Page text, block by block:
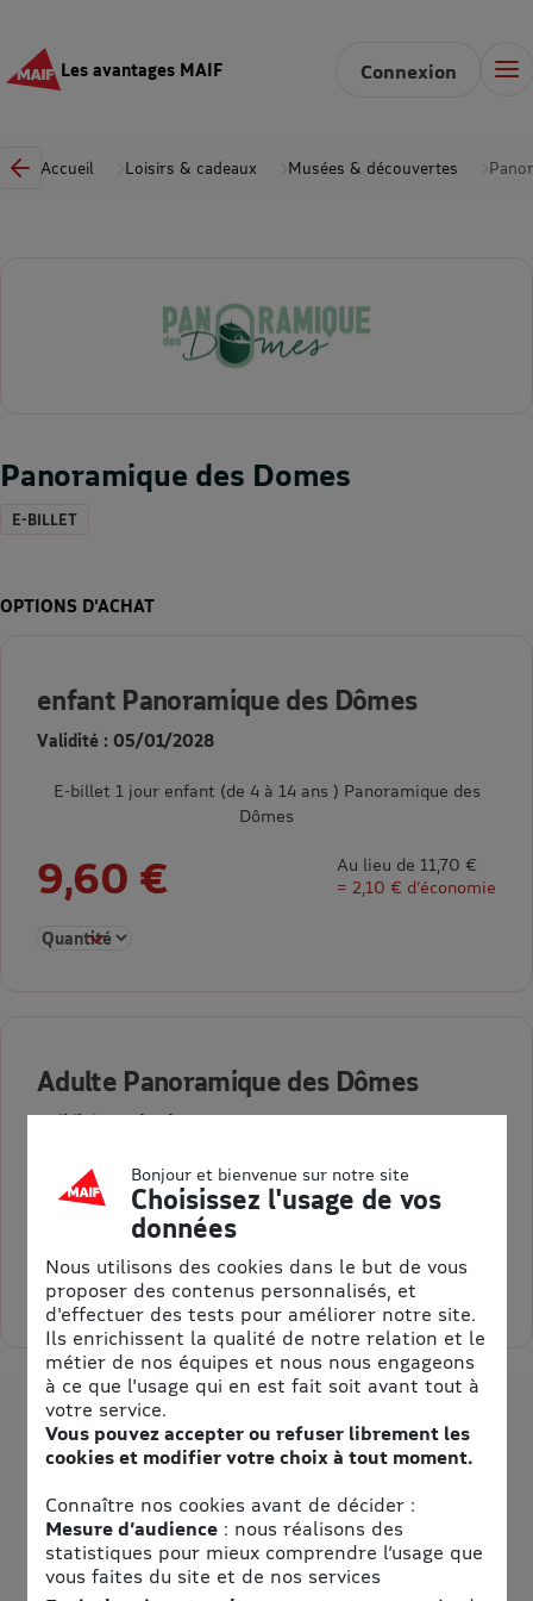
Les avantages MAIF Connexion
Accueil Loisirs & cadeaux Musées & découvertes
Panoramique des Domes
E-BILLET
OPTIONS D’ACHAT
enfant Panoramique des Dômes
Validité : 05/01/2028
E-billet 1 jour enfant (de 4 à 14 ans ) Panoramique des
Dômes
9,60 €
Au lieu de 11,70 €
= 2,10 € d’économie
Sélectionner la quantité pour enfant Panoramique des Dômes
Adulte Panoramique des Dômes
Validité : 05/01/2028
E-billet 1 jour Adulte Panoramique des Dômes
16,40 €
Au lieu de 18,60 €
Sélectionner la quantité pour Adulte Panoramique des Dômes
Bonjour et bienvenue sur notre site
Choisissez l'usage de vos
données
Nous utilisons des cookies dans le but de vous
proposer des contenus personnalisés, et
d'effectuer des tests pour améliorer notre site.
Ils enrichissent la qualité de notre relation et le
métier de nos équipes et nous nous engageons
à ce que l'usage qui en est fait soit avant tout à
votre service.
Vous pouvez accepter ou refuser librement les
cookies et modifier votre choix à tout moment.
Connaître nos cookies avant de décider :
Mesure d’audience: nous réalisons des
statistiques pour mieux comprendre l’usage que
vous faites du site et de nos services